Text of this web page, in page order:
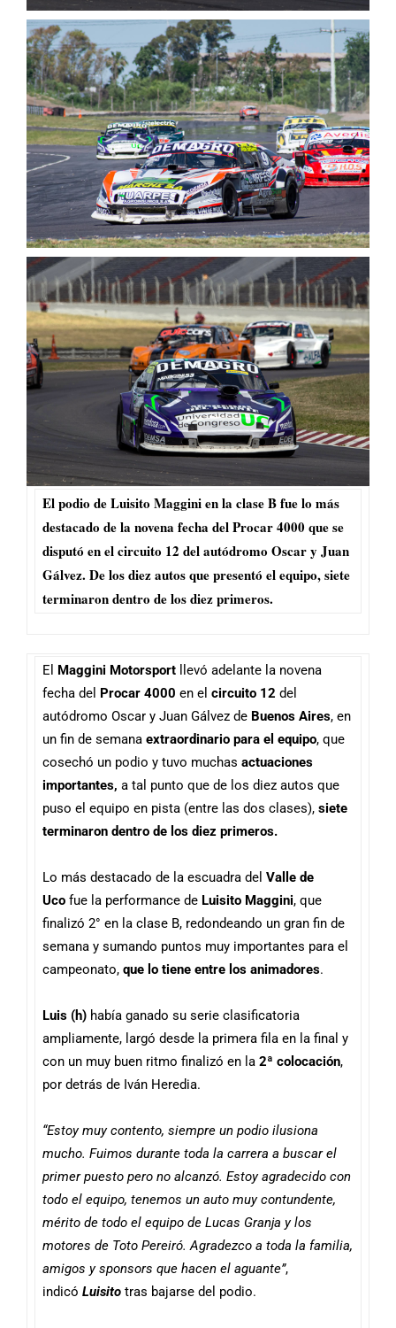
El podio de Luisito Maggini en la clase B fue lo más
destacado de la novena fecha del Procar 4000 que se
disputó en el circuito 12 del autódromo Oscar y Juan
Gálvez. De los diez autos que presentó el equipo, siete
terminaron dentro de los diez primeros.
El Maggini Motorsport
llevó adelante la novena
fecha del Procar 4000 en el circuito 12 del
autódromo Oscar y Juan Gálvez de Buenos Aires, en
un fin de semana extraordinario para el equipo, que
cosechó un podio y tuvo muchas actuaciones
importantes, a tal punto que de los diez autos que
puso el equipo en pista (entre las dos clases), siete
terminaron dentro de los diez primeros.
Lo más destacado de la escuadra del Valle de
Uco fue la performance de Luisito Maggini, que
finalizó 2° en la clase B, redondeando un gran fin de
semana y sumando puntos muy importantes para el
campeonato, que lo tiene entre los animadores.
Luis (h) había ganado su serie clasificatoria
ampliamente, largó desde la primera fila en la final y
con un muy buen ritmo finalizó en la 2ª colocación,
por detrás de Iván Heredia.
“Estoy muy contento, siempre un podio ilusiona
mucho. Fuimos durante toda la carrera a buscar el
primer puesto pero no alcanzó. Estoy agradecido con
todo el equipo, tenemos un auto muy contundente,
mérito de todo el equipo de Lucas Granja y los
motores de Toto Pereiró. Agradezco a toda la familia,
amigos y sponsors que hacen el aguante”,
indicó Luisito tras bajarse del podio.